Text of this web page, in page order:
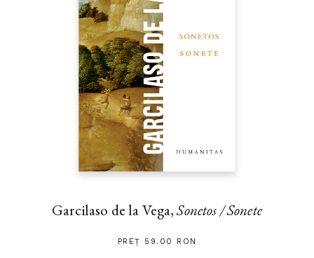
Garcilaso de la Vega,Sonetos / Sonete
PREȚ 59.00 RON